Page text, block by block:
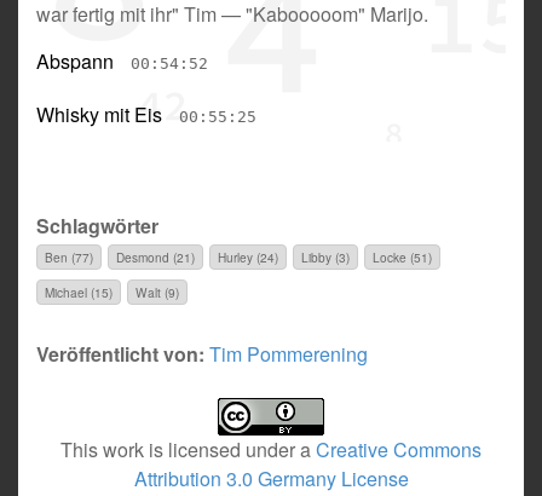
war fertig mit ihr" Tim—"Kabooooom" Marijo.
Abspann
00:54:52
Whisky mit Eis 00:55:25
Schlagwörter
Ben (77) Desmond (21) Hurley (24) Libby (3)
Locke (51)
Michael (15)
Walt (9)
Veröffentlicht von: Tim Pommerening
This work is licensed under aCreative Commons
Attribution 3.0 Germany License